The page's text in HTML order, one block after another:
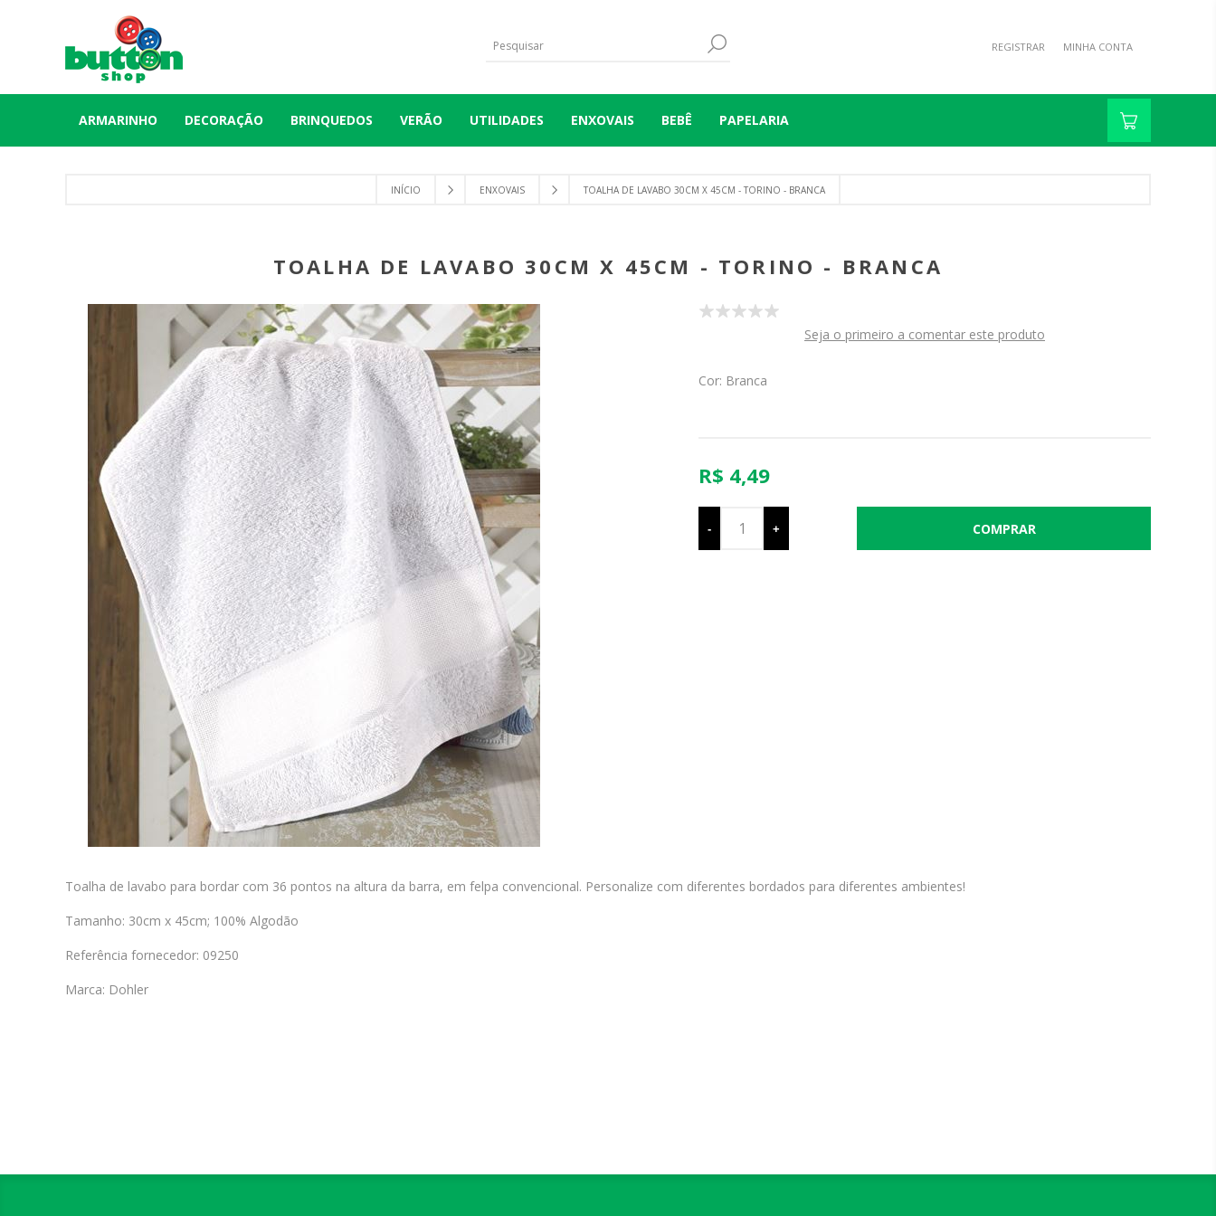
REGISTRAR MINHA CONTA
ARMARINHO DECORAÇÃO BRINQUEDOS VERÃO UTILIDADES ENXOVAIS BEBÊ PAPELARIA
INÍCIO ENXOVAIS TOALHA DE LAVABO 30CM X 45CM - TORINO - BRANCA
TOALHA DE LAVABO 30CM X 45CM - TORINO - BRANCA
Seja o primeiro a comentar este produto
Cor: Branca
R$ 4,49
- +
Toalha de lavabo para bordar com 36 pontos na altura da barra, em felpa convencional. Personalize com diferentes bordados para diferentes ambientes!
Tamanho: 30cm x 45cm; 100% Algodão
Referência fornecedor: 09250
Marca: Dohler